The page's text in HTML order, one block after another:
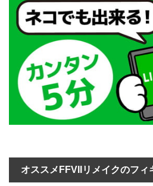
オススメFFVIIリメイクのフィ